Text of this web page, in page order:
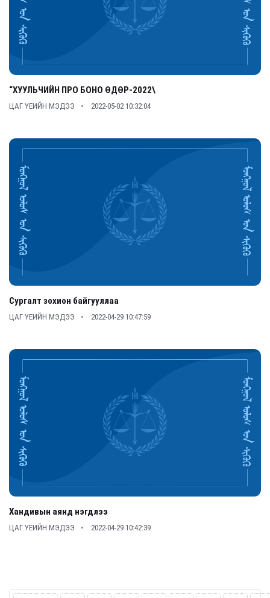
“ХУУЛЬЧИЙН ПРО БОНО ӨДӨР-2022\
ЦАГ ҮЕИЙН МЭДЭЭ 2022-05-02 10:32:04
Сургалт зохион байгууллаа
ЦАГ ҮЕИЙН МЭДЭЭ 2022-04-29 10:47:59
Хандивын аянд нэгдлээ
ЦАГ ҮЕИЙН МЭДЭЭ 2022-04-29 10:42:39